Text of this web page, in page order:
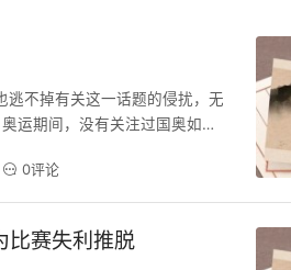
不掉有关这一话题的侵扰，无
运期间，没有关注过国奥如何
人的眼球。 谁是开房者？其实
0评论
比赛失利推脱